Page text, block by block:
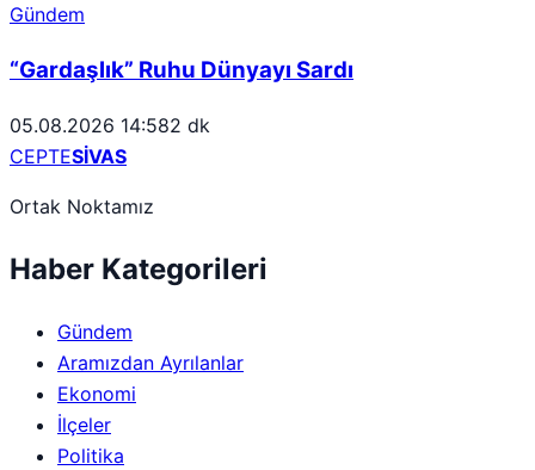
Gündem
“Gardaşlık” Ruhu Dünyayı Sardı
05.08.2026 14:582 dk
CEPTESİVAS
Ortak Noktamız
Haber Kategorileri
Gündem
Aramızdan Ayrılanlar
Ekonomi
İlçeler
Politika